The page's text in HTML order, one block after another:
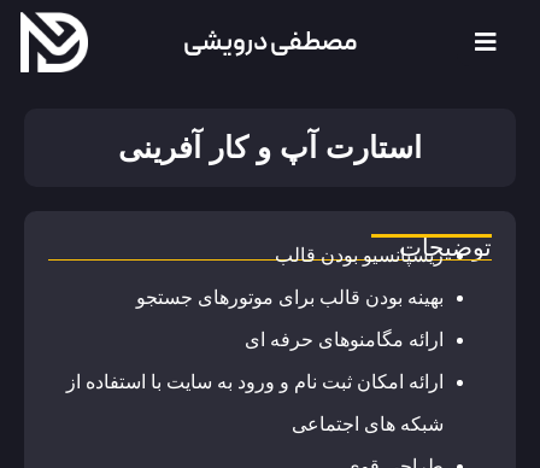
مصطفی درویشی
استارت آپ و کار آفرینی
توضیحاتریسپانسیو بودن قالب
بهینه بودن قالب برای موتورهای جستجو
ارائه مگامنوهای حرفه ای
ارائه امکان ثبت نام و ورود به سایت با استفاده از
شبکه های اجتماعی